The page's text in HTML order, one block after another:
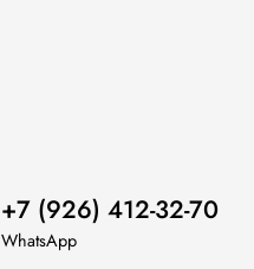
+7 (926) 412-32-70
WhatsApp